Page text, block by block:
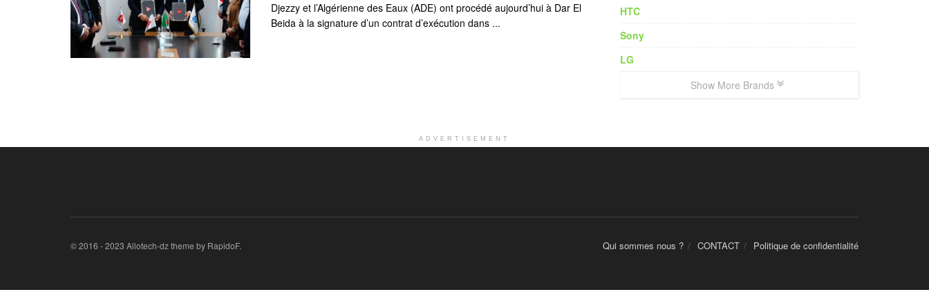
Djezzy et l’Algérienne des Eaux (ADE) ont procédé aujourd’hui à Dar El
Beida à la signature d’un contrat d’exécution dans ...
HTC
Sony
LG
Show More Brands
ADVERTISEMENT
Qui sommes nous ? CONTACT Politique de confidentialité
© 2016 - 2023 Allotech-dz theme by RapidoF.